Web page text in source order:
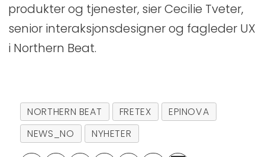
produkter og tjenester, sier Cecilie Tveter,
senior interaksjonsdesigner og fagleder UX
i Northern Beat.
NORTHERN BEAT FRETEX
EPINOVA
NEWS_NO
NYHETER